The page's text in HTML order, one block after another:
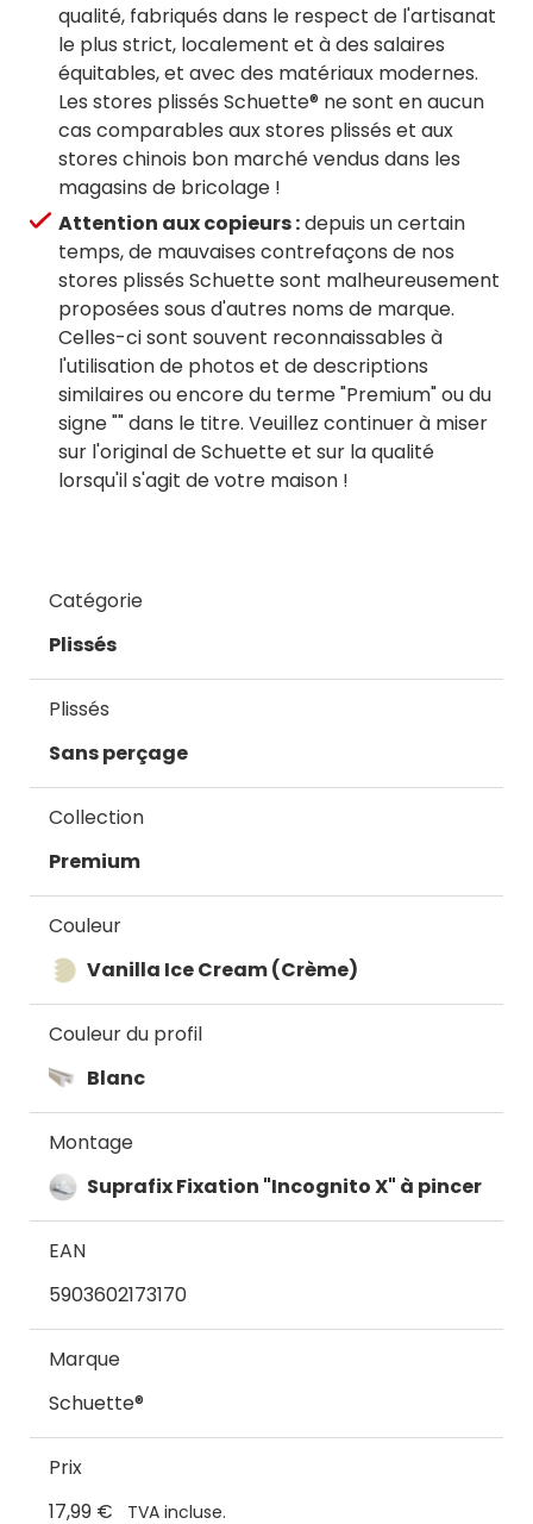
qualité, fabriqués dans le respect de l'artisanat
le plus strict, localement et à des salaires
équitables, et avec des matériaux modernes.
Les stores plissés Schuette® ne sont en aucun
cas comparables aux stores plissés et aux
stores chinois bon marché vendus dans les
magasins de bricolage !
Attention aux copieurs :depuis un certain
temps, de mauvaises contrefaçons de nos
stores plissés Schuette sont malheureusement
proposées sous d'autres noms de marque.
Celles-ci sont souvent reconnaissables à
l'utilisation de photos et de descriptions
similaires ou encore du terme "Premium" ou du
signe "" dans le titre. Veuillez continuer à miser
sur l'original de Schuette et sur la qualité
lorsqu'il s'agit de votre maison !
Catégorie
Plissés
Plissés
Sans perçage
Collection
Premium
Couleur
Vanilla Ice Cream (Crème)
Couleur du profil
Blanc
Montage
Suprafix Fixation "Incognito X" à pincer
EAN
5903602173170
Marque
Schuette®
Prix
17,99 €
TVA incluse.